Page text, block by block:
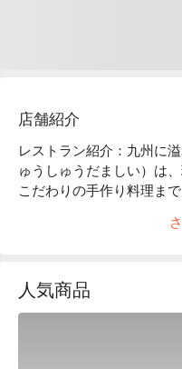
店舗紹介
レストラン紹介：九州に
ゅうしゅうだましい）は
こだわりの手作り料理ま
き」など、本格九州料理
る個室もご用意しており
能いただけます。
人気商品